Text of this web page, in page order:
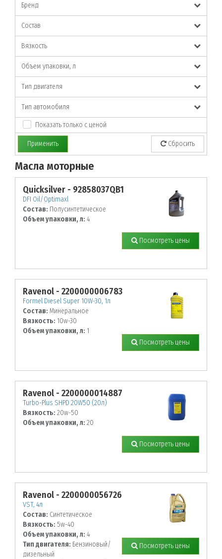
Бренд
Состав
Вязкость
Объем упаковки, л
Тип двигателя
Тип автомобиля
Показать только с ценой
Применить Сбросить
Масла моторные
Quicksilver - 92858037QB1
DFI Oil/Optimaxl
Состав: Полусинтетическое
Объем упаковки, л: 4
Посмотреть цены
Ravenol - 2200000006783
Formel Diesel Super 10W-30, 1л
Состав: Минеральное
Вязкость: 10w-30
Объем упаковки, л: 1
Посмотреть цены
Ravenol - 2200000014887
Turbo-Plus SHPD 20W50 (20л)
Вязкость: 20w-50
Объем упаковки, л: 20
Посмотреть цены
Ravenol - 2200000056726
VST, 4л
Состав: Синтетическое
Вязкость: 5w-40
Объем упаковки, л: 4
Тип двигателя: Бензиновый/
дизельный
Посмотреть цены
По заданным параметрам товары не найдены!